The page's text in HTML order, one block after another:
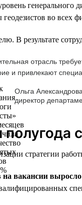
генерального
во всех
В результате
отрасль
и привлекают
Ольга
директор
полугода
стратегии
на вакансии